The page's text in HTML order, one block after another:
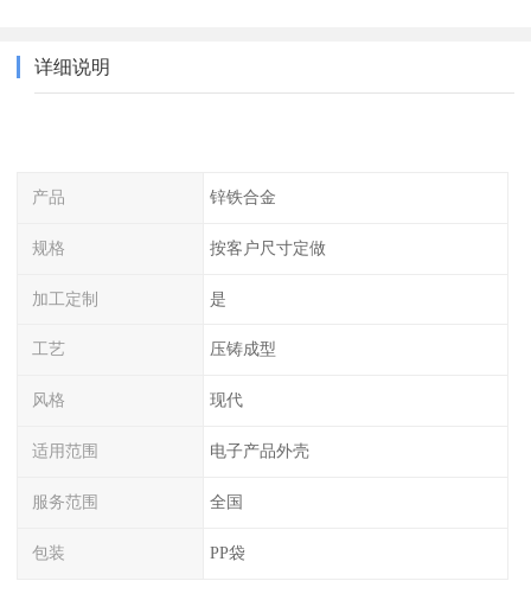
详细说明
产品 锌铁合金
规格 按客户尺寸定做
加工定制 是
工艺 压铸成型
风格 现代
适用范围 电子产品外壳
服务范围 全国
包装 PP袋